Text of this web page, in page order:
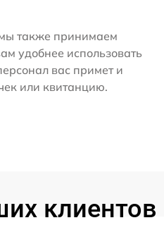
также принимаем
удобнее использовать
вас примет и
или квитанцию.
клиентов